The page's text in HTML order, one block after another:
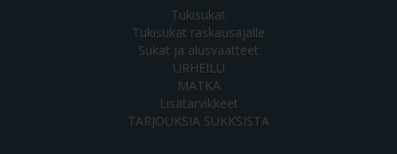
Tukisukat
Tukisukat raskausajalle
Sukat ja alusvaatteet
URHEILU
MATKA
Lisätarvikkeet
TARJOUKSIA SUKKSISTA